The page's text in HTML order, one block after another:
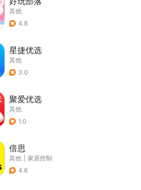
其他
4.8
星捷优选
其他
3.0
聚爱优选
其他
1.0
倍思
其他
家居控制
4.6